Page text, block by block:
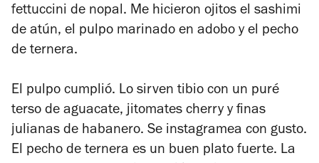
fettuccini de nopal. Me hicieron ojitos el sashimi
de atún, el pulpo marinado en adobo y el pecho
de ternera.
El pulpo cumplió. Lo sirven tibio con un puré
terso de aguacate, jitomates cherry y finas
julianas de habanero. Se instagramea con gusto.
El pecho de ternera es un buen plato fuerte. La